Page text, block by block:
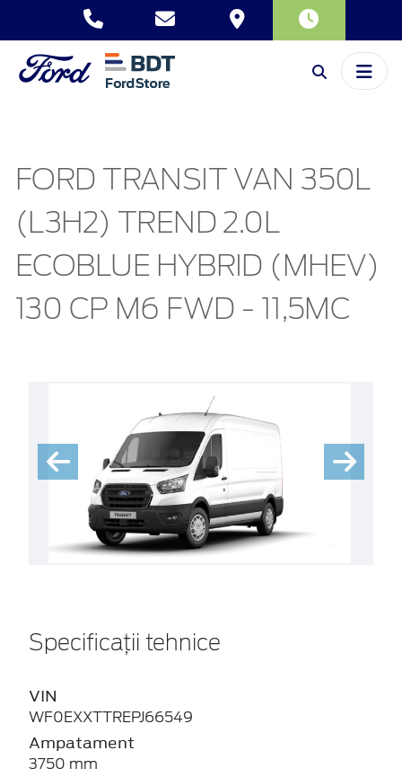
FORD TRANSIT VAN 350L
(L3H2) TREND 2.0L
ECOBLUE HYBRID (MHEV)
130 CP M6 FWD - 11,5MC
Specificații tehnice
VIN
WF0EXXTTREPJ66549
Ampatament
3750 mm